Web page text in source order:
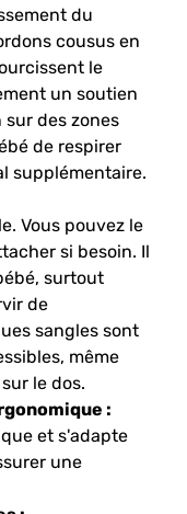
du
cousus en
le
un soutien
des zones
de respirer
supplémentaire.
Vous pouvez le
si besoin. Il
surtout
de
sangles sont
même
le dos.
:
et s'adapte
une